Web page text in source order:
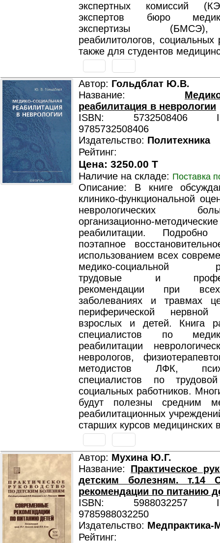
экспертных комиссий
экспертов бюро медико-
экспертизы
реабилитологов, социальных
также для студентов
Автор: Гольдблат Ю.В.
Название:
реабилитация в неврологии
ISBN: 5732508406
9785732508406
Издательство: Политехника
Рейтинг:
Цена: 3250.00 T
Наличие на складе: Поставка
Описание: В книге
клинико-функциональной
неврологических
организационно-
реабилитации. Подробно
поэтапное
использованием всех
медико-социальной
трудовые и
рекомендации при
заболеваниях и травмах
периферической
взрослых и детей. Книга
специалистов по
реабилитации
неврологов,
методистов ЛФК,
специалистов по
социальных работников.
будут полезны средним
реабилитационных
старших курсов медицинских
Автор: Мухина Ю.Г.
Название: Практическое
детским болезням. т.14
рекомендации по питанию
ISBN: 5988032257
9785988032250
Издательство: Медпрактика-
Рейтинг: